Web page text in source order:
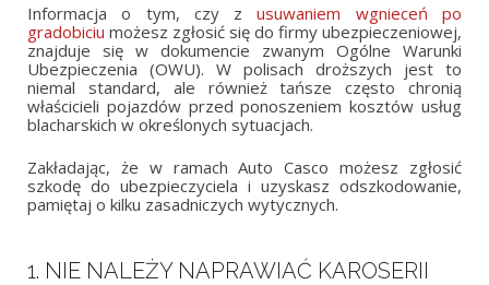
Informacja o tym, czy zusuwaniem wgnieceń po
gradobiciu możesz zgłosić się do firmy ubezpieczeniowej,
znajduje się w dokumencie zwanym Ogólne Warunki
Ubezpieczenia (OWU). W polisach droższych jest to
niemal standard, ale również tańsze często chronią
właścicieli pojazdów przed ponoszeniem kosztów usług
blacharskich w określonych sytuacjach.
Zakładając, że w ramach Auto Casco możesz zgłosić
szkodę do ubezpieczyciela i uzyskasz odszkodowanie,
pamiętaj o kilku zasadniczych wytycznych.
1. NIE NALEŻY NAPRAWIAĆ KAROSERII